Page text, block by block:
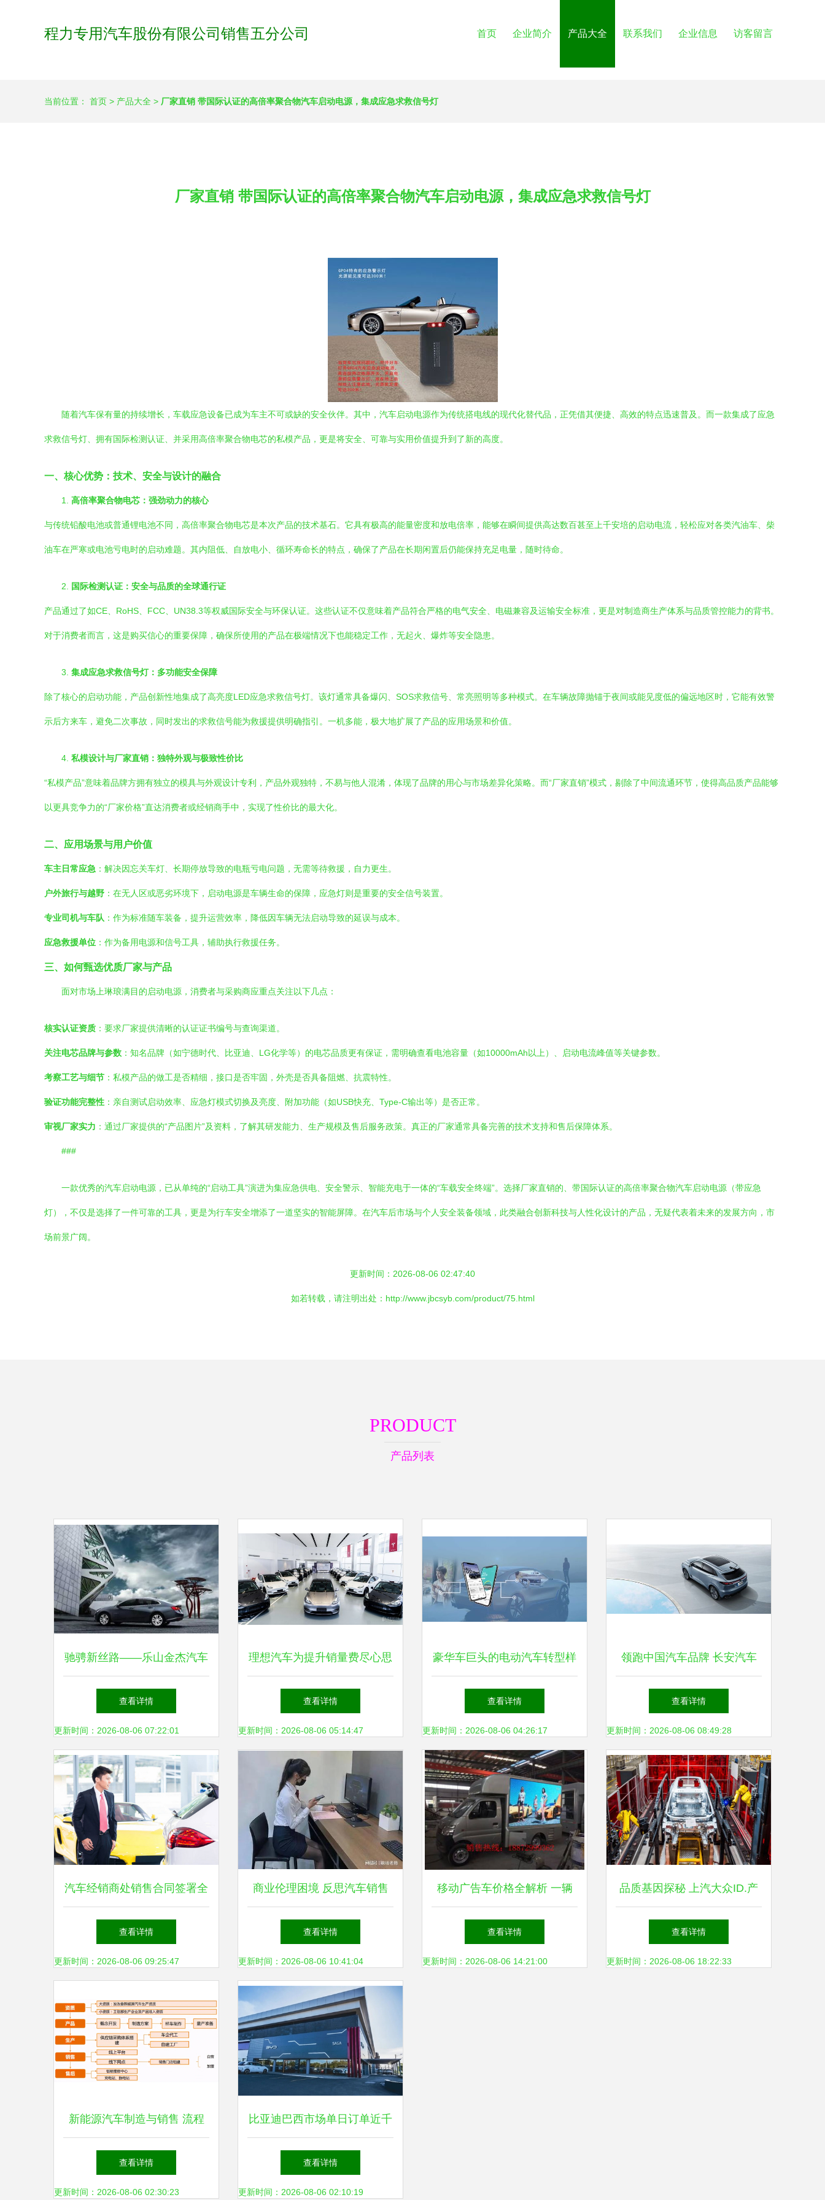
程力专用汽车股份有限公司销售五分公司 首页 企业简介 产品大全 联系我们 企业信息 访客留言
当前位置： 首页 > 产品大全 > 厂家直销 带国际认证的高倍率聚合物汽车启动电源，集成应急求救信号灯
厂家直销 带国际认证的高倍率聚合物汽车启动电源，集成应急求救信号灯
随着汽车保有量的持续增长，车载应急设备已成为车主不可或缺的安全伙伴。其中，汽车启动电源作为传统搭电线的现代化替代品，正凭借其便捷、高效的特点迅速普及。而一款集成了应急
求救信号灯、拥有国际检测认证、并采用高倍率聚合物电芯的私模产品，更是将安全、可靠与实用价值提升到了新的高度。
一、核心优势：技术、安全与设计的融合
1. 高倍率聚合物电芯：强劲动力的核心
与传统铅酸电池或普通锂电池不同，高倍率聚合物电芯是本次产品的技术基石。它具有极高的能量密度和放电倍率，能够在瞬间提供高达数百甚至上千安培的启动电流，轻松应对各类汽油车、柴
油车在严寒或电池亏电时的启动难题。其内阻低、自放电小、循环寿命长的特点，确保了产品在长期闲置后仍能保持充足电量，随时待命。
2. 国际检测认证：安全与品质的全球通行证
产品通过了如CE、RoHS、FCC、UN38.3等权威国际安全与环保认证。这些认证不仅意味着产品符合严格的电气安全、电磁兼容及运输安全标准，更是对制造商生产体系与品质管控能力的背书。
对于消费者而言，这是购买信心的重要保障，确保所使用的产品在极端情况下也能稳定工作，无起火、爆炸等安全隐患。
3. 集成应急求救信号灯：多功能安全保障
除了核心的启动功能，产品创新性地集成了高亮度LED应急求救信号灯。该灯通常具备爆闪、SOS求救信号、常亮照明等多种模式。在车辆故障抛锚于夜间或能见度低的偏远地区时，它能有效警
示后方来车，避免二次事故，同时发出的求救信号能为救援提供明确指引。一机多能，极大地扩展了产品的应用场景和价值。
4. 私模设计与厂家直销：独特外观与极致性价比
“私模产品”意味着品牌方拥有独立的模具与外观设计专利，产品外观独特，不易与他人混淆，体现了品牌的用心与市场差异化策略。而“厂家直销”模式，剔除了中间流通环节，使得高品质产品能够
以更具竞争力的“厂家价格”直达消费者或经销商手中，实现了性价比的最大化。
二、应用场景与用户价值
车主日常应急 ：解决因忘关车灯、长期停放导致的电瓶亏电问题，无需等待救援，自力更生。
户外旅行与越野 ：在无人区或恶劣环境下，启动电源是车辆生命的保障，应急灯则是重要的安全信号装置。
专业司机与车队 ：作为标准随车装备，提升运营效率，降低因车辆无法启动导致的延误与成本。
应急救援单位 ：作为备用电源和信号工具，辅助执行救援任务。
三、如何甄选优质厂家与产品
面对市场上琳琅满目的启动电源，消费者与采购商应重点关注以下几点：
核实认证资质 ：要求厂家提供清晰的认证证书编号与查询渠道。
关注电芯品牌与参数 ：知名品牌（如宁德时代、比亚迪、LG化学等）的电芯品质更有保证，需明确查看电池容量（如10000mAh以上）、启动电流峰值等关键参数。
考察工艺与细节 ：私模产品的做工是否精细，接口是否牢固，外壳是否具备阻燃、抗震特性。
验证功能完整性 ：亲自测试启动效率、应急灯模式切换及亮度、附加功能（如USB快充、Type-C输出等）是否正常。
审视厂家实力 ：通过厂家提供的“产品图片”及资料，了解其研发能力、生产规模及售后服务政策。真正的厂家通常具备完善的技术支持和售后保障体系。
###
一款优秀的汽车启动电源，已从单纯的“启动工具”演进为集应急供电、安全警示、智能充电于一体的“车载安全终端”。选择厂家直销的、带国际认证的高倍率聚合物汽车启动电源（带应急
灯），不仅是选择了一件可靠的工具，更是为行车安全增添了一道坚实的智能屏障。在汽车后市场与个人安全装备领域，此类融合创新科技与人性化设计的产品，无疑代表着未来的发展方向，市
场前景广阔。
更新时间：2026-08-06 02:47:40
如若转载，请注明出处：http://www.jbcsyb.com/product/75.html
PRODUCT
产品列表
驰骋新丝路——乐山金杰汽车
销售服务打造便捷购车新体验
查看详情
更新时间：2026-08-06 07:22:01
理想汽车为提升销量费尽心思
合并零售与交付部门推动增长
查看详情
更新时间：2026-08-06 05:14:47
豪华车巨头的电动汽车转型样
本 宝马重构销售战略
查看详情
更新时间：2026-08-06 04:26:17
领跑中国汽车品牌 长安汽车
11月销量再创佳绩，稳健通向
高质量发展之路
查看详情
更新时间：2026-08-06 08:49:28
汽车经销商处销售合同签署全
攻略
查看详情
更新时间：2026-08-06 09:25:47
商业伦理困境 反思汽车销售
中的不当行为与职场规范
查看详情
更新时间：2026-08-06 10:41:04
移动广告车价格全解析 一辆
需要多少钱？
查看详情
更新时间：2026-08-06 14:21:00
品质基因探秘 上汽大众ID.产
品的高品质是如何炼成的
查看详情
更新时间：2026-08-06 18:22:33
新能源汽车制造与销售 流程
简化背后的产业变革
查看详情
更新时间：2026-08-06 02:30:23
比亚迪巴西市场单日订单近千
台 33万元宋PLUS成爆款，中
国电动车海外再创销售神话
查看详情
更新时间：2026-08-06 02:10:19